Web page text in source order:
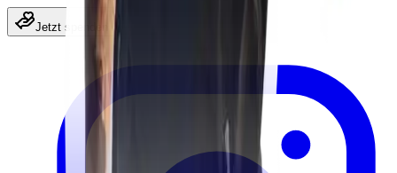
Jetzt spenden